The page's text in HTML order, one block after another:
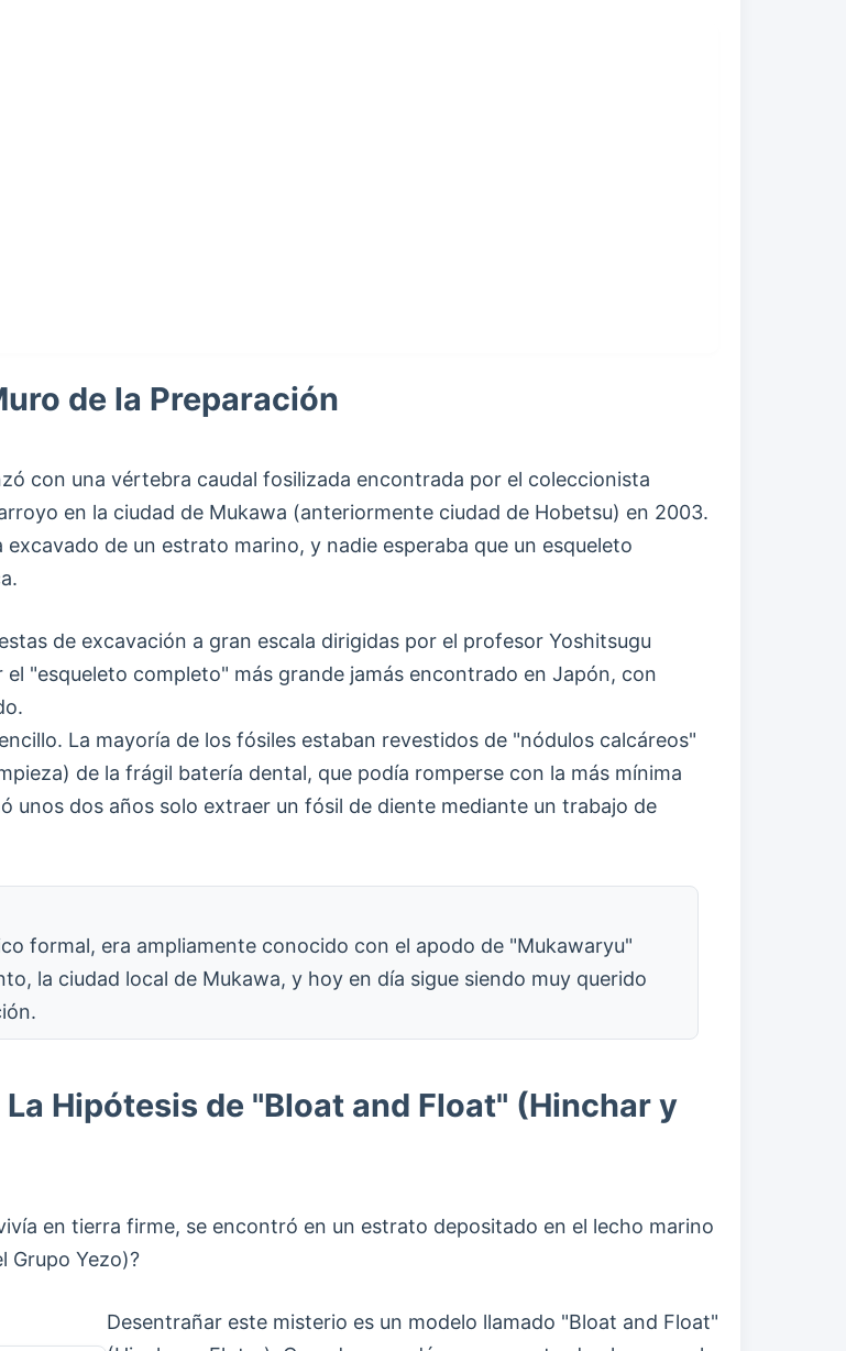
de la Preparación
con una vértebra caudal fosilizada encontrada por el coleccionista
en la ciudad de Mukawa (anteriormente ciudad de Hobetsu) en 2003.
de un estrato marino, y nadie esperaba que un esqueleto
de excavación a gran escala dirigidas por el profesor Yoshitsugu
"esqueleto completo" más grande jamás encontrado en Japón, con
La mayoría de los fósiles estaban revestidos de "nódulos calcáreos"
de la frágil batería dental, que podía romperse con la más mínima
unos dos años solo extraer un fósil de diente mediante un trabajo de
formal, era ampliamente conocido con el apodo de "Mukawaryu"
la ciudad local de Mukawa, y hoy en día sigue siendo muy querido
Hipótesis de "Bloat and Float" (Hinchar y
en tierra firme, se encontró en un estrato depositado en el lecho marino
Grupo Yezo)?
Desentrañar este misterio es un modelo llamado "Bloat and Float"